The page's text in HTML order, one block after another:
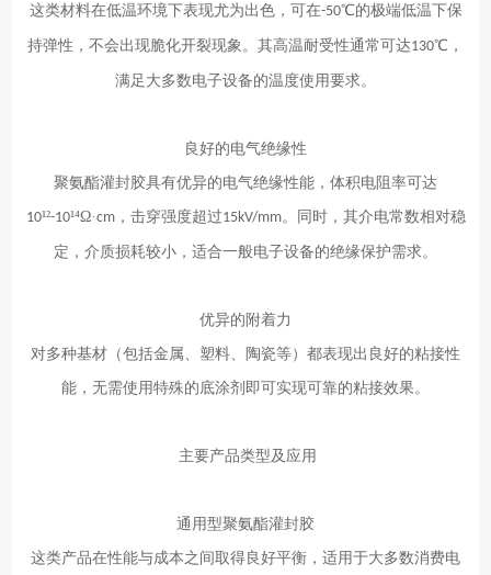
这类材料在低温环境下表现尤为出色，可在-50℃的极端低温下保
持弹性，不会出现脆化开裂现象。其高温耐受性通常可达130℃，
满足大多数电子设备的温度使用要求。
良好的电气绝缘性
聚氨酯灌封胶具有优异的电气绝缘性能，体积电阻率可达
10¹²-10¹⁴Ω·cm，击穿强度超过15kV/mm。同时，其介电常数相对稳
定，介质损耗较小，适合一般电子设备的绝缘保护需求。
优异的附着力
对多种基材（包括金属、塑料、陶瓷等）都表现出良好的粘接性
能，无需使用特殊的底涂剂即可实现可靠的粘接效果。
主要产品类型及应用
通用型聚氨酯灌封胶
这类产品在性能与成本之间取得良好平衡，适用于大多数消费电